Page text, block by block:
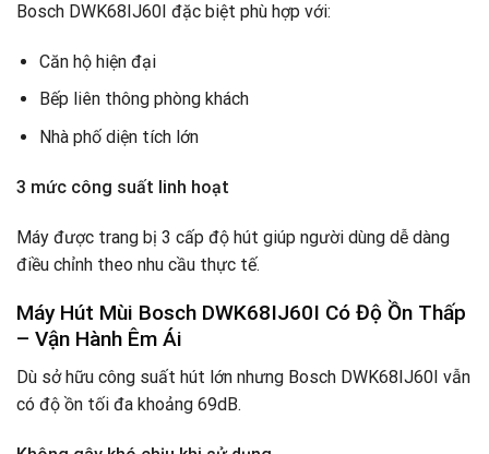
Bosch DWK68IJ60I đặc biệt phù hợp với:
Căn hộ hiện đại
Bếp liên thông phòng khách
Nhà phố diện tích lớn
3 mức công suất linh hoạt
Máy được trang bị 3 cấp độ hút giúp người dùng dễ dàng
điều chỉnh theo nhu cầu thực tế.
Máy Hút Mùi Bosch DWK68IJ60I Có Độ Ồn Thấp
– Vận Hành Êm Ái
Dù sở hữu công suất hút lớn nhưng Bosch DWK68IJ60I vẫn
có độ ồn tối đa khoảng 69dB.